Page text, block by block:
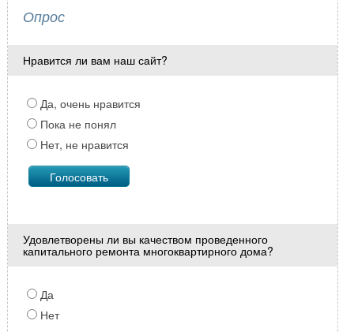
Опрос
Нравится ли вам наш сайт?
Да, очень нравится
Пока не понял
Нет, не нравится
Удовлетворены ли вы качеством проведенного
капитального ремонта многоквартирного дома?
Да
Нет